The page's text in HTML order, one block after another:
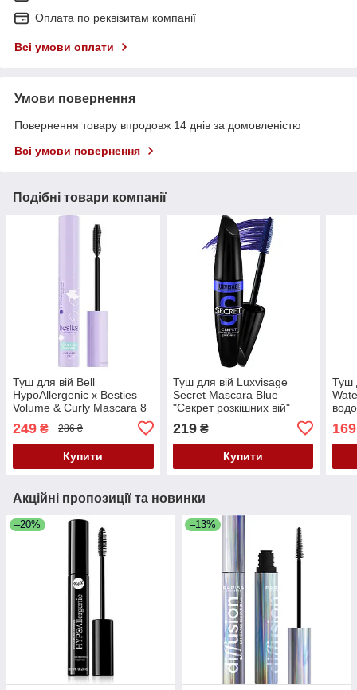
Оплата по реквізитам компанії
Всі умови оплати
Умови повернення
Повернення товару впродовж 14 днів за домовленістю
Всі умови повернення
Подібні товари компанії
Туш для вій Bell
HypoAllergenic x Besties
Volume & Curly Mascara 8
249 ₴ 286 ₴
Купити
Туш для вій Luxvisage
Secret Mascara Blue
"Секрет розкішних вій"
219₴
Купити
Туш
169
Акційні пропозиції та новинки
–20% –13%